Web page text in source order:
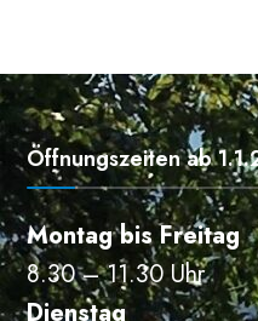
Öffnungszeiten ab
Montag bis Freitag
8.30 – 11.30 Uhr
Dienstag